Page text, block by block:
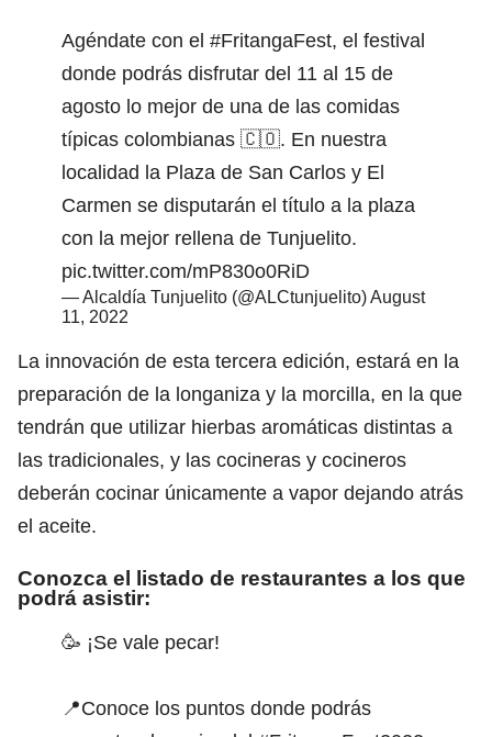
Agéndate con el #FritangaFest, el festival
donde podrás disfrutar del 11 al 15 de
agosto lo mejor de una de las comidas
típicas colombianas 🇨🇴. En nuestra
localidad la Plaza de San Carlos y El
Carmen se disputarán el título a la plaza
con la mejor rellena de Tunjuelito.
pic.twitter.com/mP830o0RiD
— Alcaldía Tunjuelito (@ALCtunjuelito)August
11, 2022
La innovación de esta tercera edición, estará en la
preparación de la longaniza y la morcilla, en la que
tendrán que utilizar hierbas aromáticas distintas a
las tradicionales, y las cocineras y cocineros
deberán cocinar únicamente a vapor dejando atrás
el aceite.
Conozca el listado de restaurantes a los que
podrá asistir:
🥳 ¡Se vale pecar!
📍Conoce los puntos donde podrás